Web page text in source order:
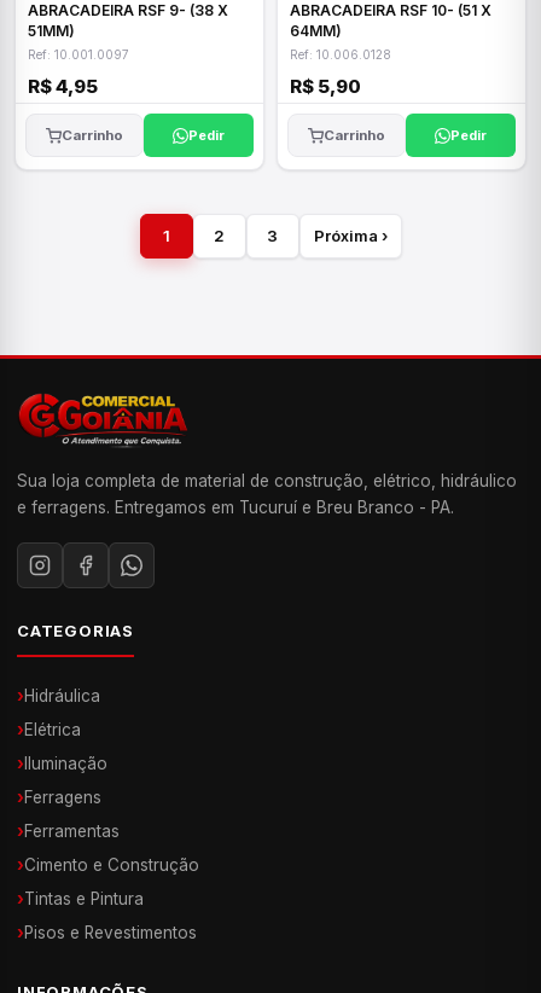
ABRACADEIRA RSF 9- (38 X
51MM)
Ref: 10.001.0097
R$ 4,95
Carrinho Pedir
ABRACADEIRA RSF 10- (51 X
64MM)
Ref: 10.006.0128
R$ 5,90
Carrinho Pedir
1 2 3 Próxima ›
Sua loja completa de material de construção, elétrico, hidráulico
e ferragens. Entregamos em Tucuruí e Breu Branco - PA.
CATEGORIAS
›Hidráulica
›Elétrica
› Iluminação
›Ferragens
›Ferramentas
›Cimento e Construção
›Tintas e Pintura
›Pisos e Revestimentos